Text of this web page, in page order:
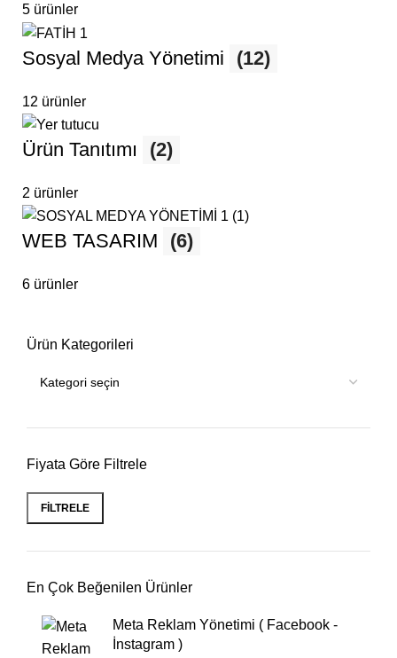
5 ürünler
Sosyal Medya Yönetimi (12)
12 ürünler
Ürün Tanıtımı (2)
2 ürünler
WEB TASARIM (6)
6 ürünler
Ürün Kategorileri
Fiyata Göre Filtrele
FILTRELE
En Çok Beğenilen Ürünler
Meta Reklam Yönetimi ( Facebook -
İnstagram )